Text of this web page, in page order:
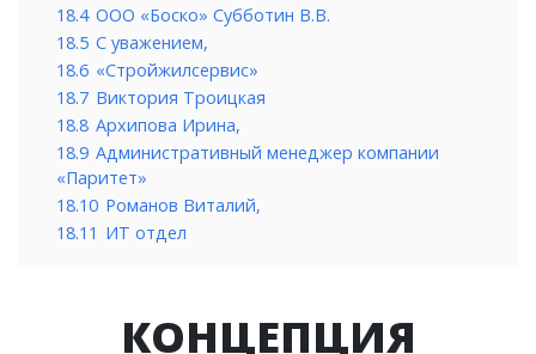
18.4 ООО «Боско» Субботин В.В.
18.5 С уважением,
18.6 «Стройжилсервис»
18.7 Виктория Троицкая
18.8 Архипова Ирина,
18.9 Административный менеджер компании
«Паритет»
18.10 Романов Виталий,
18.11 ИТ отдел
КОНЦЕПЦИЯ